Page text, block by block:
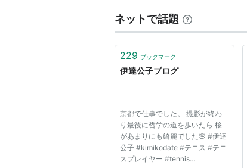
ネットで話題
229 ブックマーク
伊達公子ブログ
京都で仕事でした。 撮影が終わ
り最後に哲学の道を歩いたら 桜
があまりにも綺麗でした🌸 #伊達
公子 #kimikodate #テニス #テニ
スプレイヤー #tennis